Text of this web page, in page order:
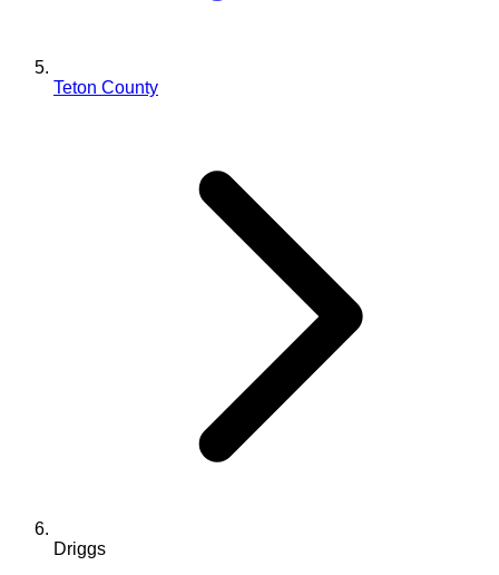
Teton County
Driggs